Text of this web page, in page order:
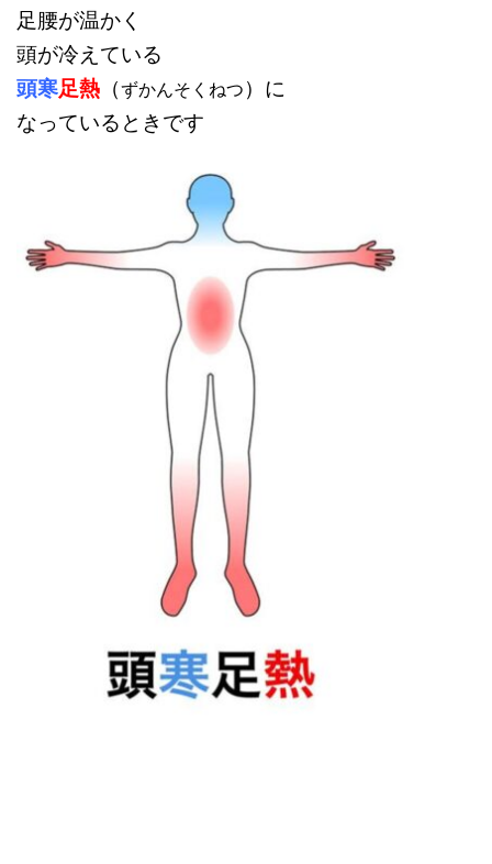
足腰が温かく
頭が冷えている
頭寒足熱 （ずかんそくねつ）に
なっているときです